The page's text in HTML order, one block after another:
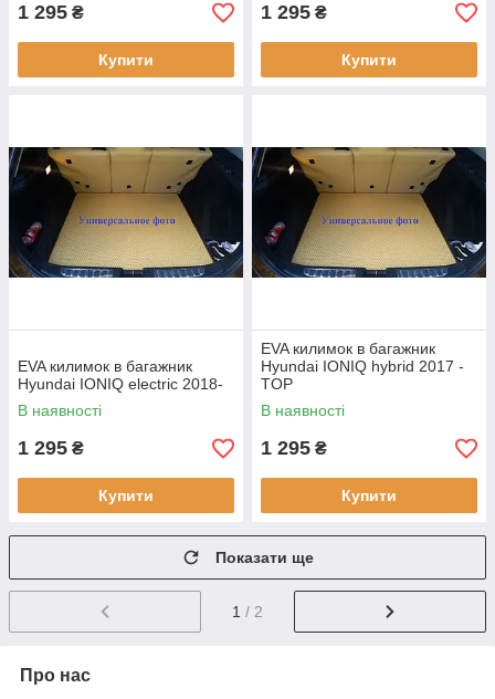
1 295 ₴
Купити
1 295 ₴
Купити
EVA килимок в багажник
Hyundai IONIQ electric 2018-
В наявності
1 295 ₴
Купити
EVA килимок в багажник
Hyundai IONIQ hybrid 2017 -
TOP
В наявності
1 295 ₴
Купити
Показати ще
1 / 2
Про нас